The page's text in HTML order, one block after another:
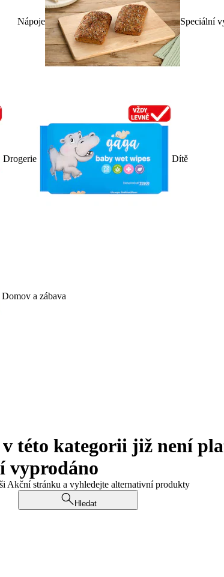
Nápoje Speciální
Drogerie Dítě
Domov a zábava
této kategorii již není
vyprodáno
Akční stránku a vyhledejte alternativní produkty
Hledat